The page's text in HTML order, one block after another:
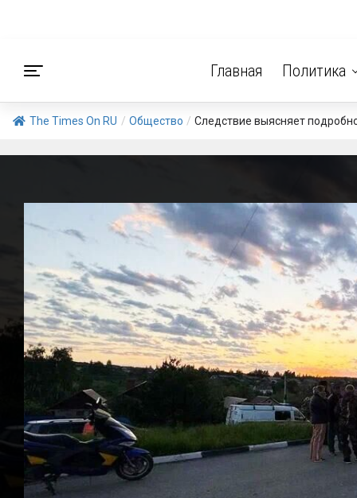
Главная Политика
The Times On RU / Общество / Следствие выясняет